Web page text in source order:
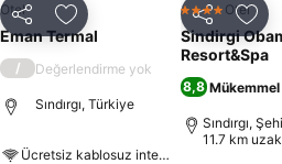
Paylaş Favorilerime ekle
Otel
Eman Termal
/ Değerlendirme yok
Sındırgı, Türkiye
Ücretsiz kablosuz internet
Paylaş
4 Yıldız Otel
Sindirgi
Resort&Spa
8,8 Mükemmel
Sındırgı,
11.7 km